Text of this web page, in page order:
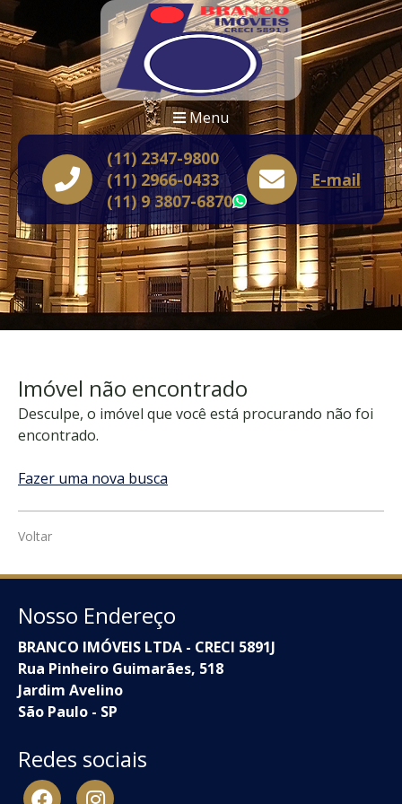
Menu
(11) 2347-9800
(11) 2966-0433
(11) 9 3807-6870
WhatsApp
E-mail
Imóvel não encontrado
Desculpe, o imóvel que você está procurando não foi
encontrado.
Fazer uma nova busca
Voltar
Nosso Endereço
BRANCO IMÓVEIS LTDA - CRECI 5891J
Rua Pinheiro Guimarães, 518
Jardim Avelino
São Paulo - SP
Redes sociais